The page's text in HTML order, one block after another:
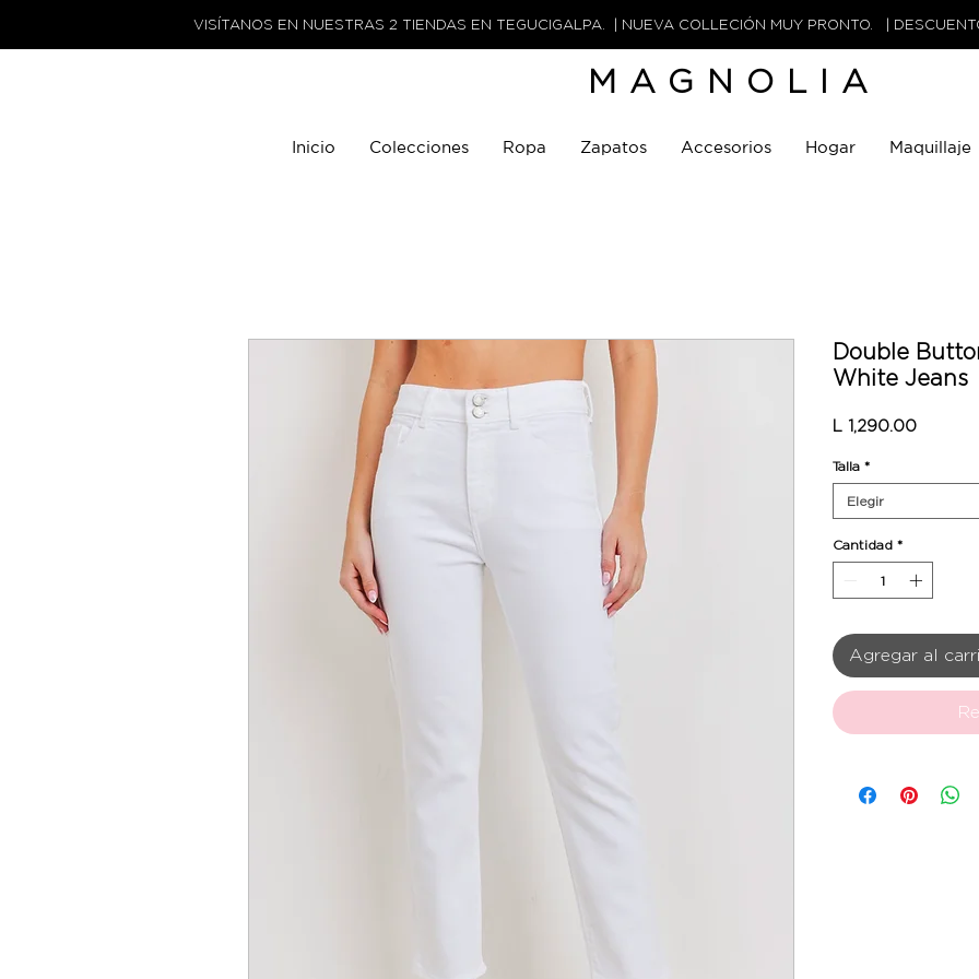
VISÍTANOS EN NUESTRAS 2 TIENDAS EN TEGUCIGALPA. | NUEVA COLLECIÓN MUY PRONTO. |
MAGNOLIA
Inicio Colecciones Ropa Zapatos Accesorios Hogar Maquillaje
Double
White Jeans
L 1,290.00Precio
Talla *
Elegir
Cantidad *
Agregar al